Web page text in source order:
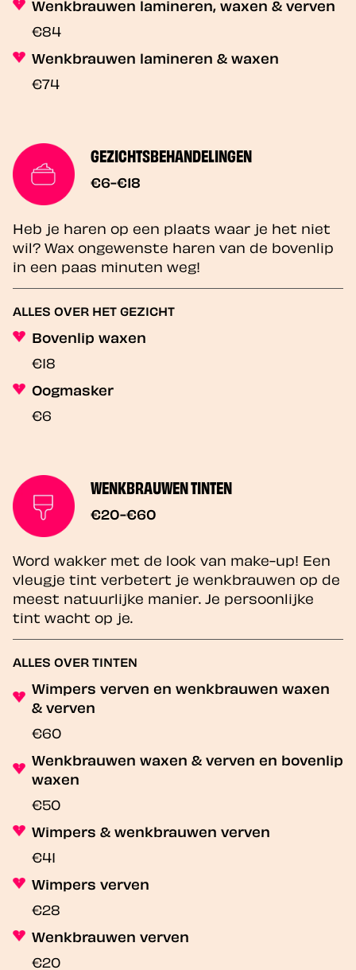
Wenkbrauwen lamineren, waxen & verven
€84
Wenkbrauwen lamineren & waxen
€74
GEZICHTSBEHANDELINGEN
€6-€18
Heb je haren op een plaats waar je het niet
wil? Wax ongewenste haren van de bovenlip
in een paas minuten weg!
ALLES OVER HET GEZICHT
Bovenlip waxen
€18
Oogmasker
€6
WENKBRAUWEN TINTEN
€20-€60
Word wakker met de look van make-up! Een
vleugje tint verbetert je wenkbrauwen op de
meest natuurlijke manier. Je persoonlijke
tint wacht op je.
ALLES OVER TINTEN
Wimpers verven en wenkbrauwen waxen
& verven
€60
Wenkbrauwen waxen & verven en bovenlip
waxen
€50
Wimpers & wenkbrauwen verven
€41
Wimpers verven
€28
Wenkbrauwen verven
€20